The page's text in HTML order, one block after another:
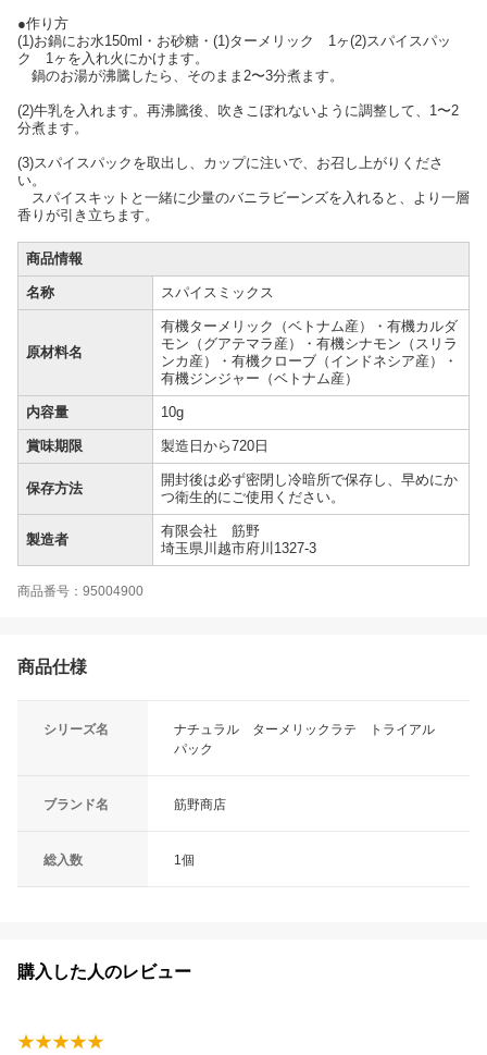
●作り方
(1)お鍋にお水150ml・お砂糖・(1)ターメリック 1ヶ(2)スパイスパッ
ク 1ヶを入れ火にかけます。
鍋のお湯が沸騰したら、そのまま2〜3分煮ます。
(2)牛乳を入れます。再沸騰後、吹きこぼれないように調整して、1〜2
分煮ます。
(3)スパイスパックを取出し、カップに注いで、お召し上がりくださ
い。
スパイスキットと一緒に少量のバニラビーンズを入れると、より一層
香りが引き立ちます。
商品情報
名称 スパイスミックス
原材料名
有機ターメリック（ベトナム産）・有機カルダ
モン（グアテマラ産）・有機シナモン（スリラ
ンカ産）・有機クローブ（インドネシア産）・
有機ジンジャー（ベトナム産）
内容量 10g
賞味期限 製造日から720日
保存方法
開封後は必ず密閉し冷暗所で保存し、早めにか
つ衛生的にご使用ください。
製造者
有限会社 筋野
埼玉県川越市府川1327-3
商品番号：95004900
商品仕様
シリーズ名
ナチュラル ターメリックラテ トライアル
パック
ブランド名 筋野商店
総入数 1個
購入した人のレビュー